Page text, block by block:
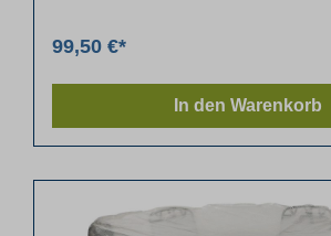
99,50 €*
In den Warenkorb